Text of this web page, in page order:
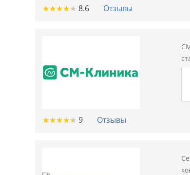
★★★★★
★★★★★ 8.6 Отзывы
★★★★★
★★★★★ 9 Отзывы